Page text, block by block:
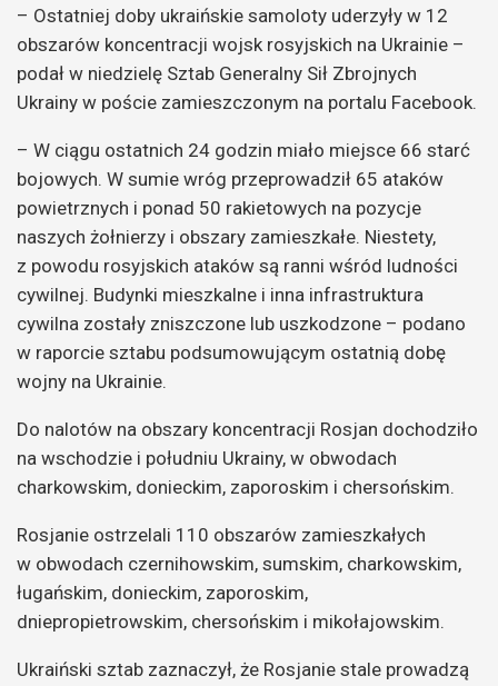
– Ostatniej doby ukraińskie samoloty uderzyły w 12
obszarów koncentracji wojsk rosyjskich na Ukrainie –
podał w niedzielę Sztab Generalny Sił Zbrojnych
Ukrainy w poście zamieszczonym na portalu Facebook.
– W ciągu ostatnich 24 godzin miało miejsce 66 starć
bojowych. W sumie wróg przeprowadził 65 ataków
powietrznych i ponad 50 rakietowych na pozycje
naszych żołnierzy i obszary zamieszkałe. Niestety,
z powodu rosyjskich ataków są ranni wśród ludności
cywilnej. Budynki mieszkalne i inna infrastruktura
cywilna zostały zniszczone lub uszkodzone – podano
w raporcie sztabu podsumowującym ostatnią dobę
wojny na Ukrainie.
Do nalotów na obszary koncentracji Rosjan dochodziło
na wschodzie i południu Ukrainy, w obwodach
charkowskim, donieckim, zaporoskim i chersońskim.
Rosjanie ostrzelali 110 obszarów zamieszkałych
w obwodach czernihowskim, sumskim, charkowskim,
ługańskim, donieckim, zaporoskim,
dniepropietrowskim, chersońskim i mikołajowskim.
Ukraiński sztab zaznaczył, że Rosjanie stale prowadzą